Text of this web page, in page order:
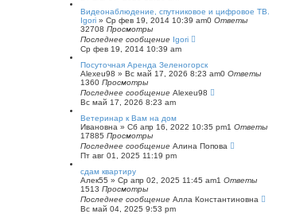
к
Видеонаблюдение, спутниковое и цифровое ТВ.
Igori » Ср фев 19, 2014 10:39 am0 Ответы
32708 Просмотры
Последнее сообщение Igori
Ср фев 19, 2014 10:39 am
Посуточная Аренда Зеленогорск
Alexeu98 » Вс май 17, 2026 8:23 am0 Ответы
1360 Просмотры
Последнее сообщение Alexeu98
Вс май 17, 2026 8:23 am
Ветеринар к Вам на дом
Ивановна » Сб апр 16, 2022 10:35 pm1 Ответы
17885 Просмотры
Последнее сообщение Алина Попова
Пт авг 01, 2025 11:19 pm
сдам квартиру
Алек55 » Ср апр 02, 2025 11:45 am1 Ответы
1513 Просмотры
Последнее сообщение Алла Константиновна
Вс май 04, 2025 9:53 pm